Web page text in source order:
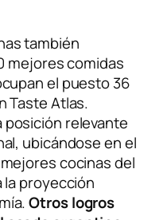
también
mejores comidas
el puesto 36
Taste Atlas.
relevante
ubicándose en el
cocinas del
la proyección
Otros logros